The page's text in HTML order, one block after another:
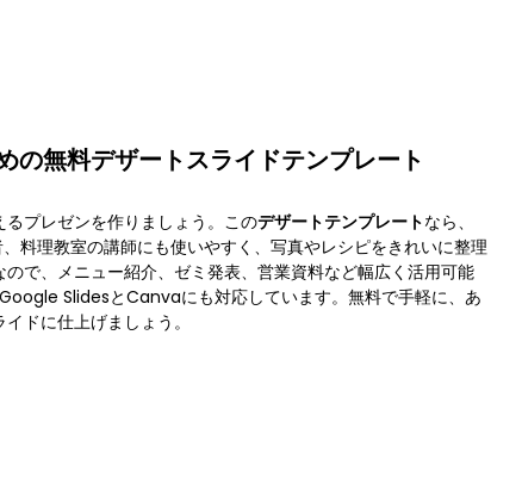
の無料デザートスライドテンプレート
プレゼンを作りましょう。このデザートテンプレートなら、
料理教室の講師にも使いやすく、写真やレシピをきれいに整理
で、メニュー紹介、ゼミ発表、営業資料など幅広く活用可能
SlidesとCanvaにも対応しています。無料で手軽に、あ
ドに仕上げましょう。